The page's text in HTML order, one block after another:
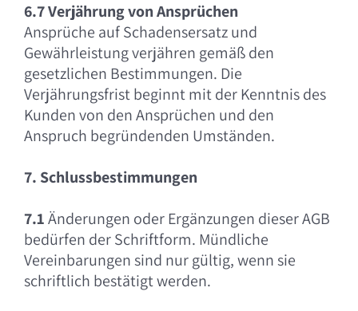
6.7 Verjährung von Ansprüchen
Ansprüche auf Schadensersatz und
Gewährleistung verjähren gemäß den
gesetzlichen Bestimmungen. Die
Verjährungsfrist beginnt mit der Kenntnis des
Kunden von den Ansprüchen und den
Anspruch begründenden Umständen.
7. Schlussbestimmungen
7.1Änderungen oder Ergänzungen dieser AGB
bedürfen der Schriftform. Mündliche
Vereinbarungen sind nur gültig, wenn sie
schriftlich bestätigt werden.